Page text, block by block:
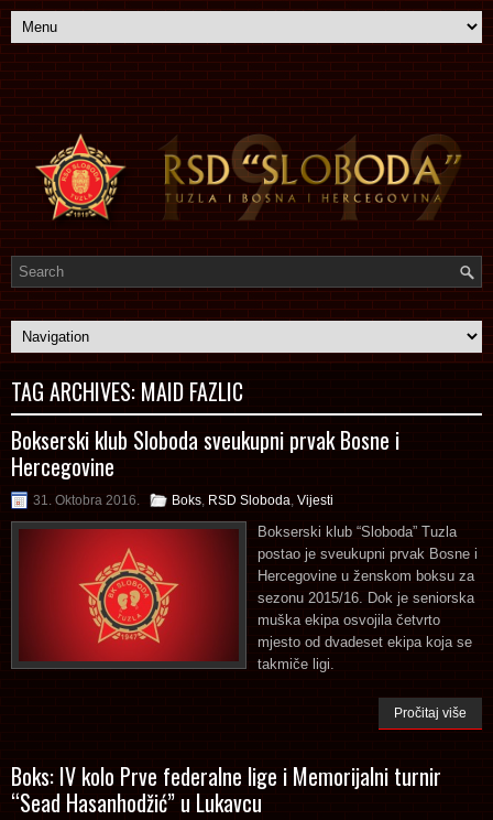
TAG ARCHIVES: MAID FAZLIC
Bokserski klub Sloboda sveukupni prvak Bosne i
Hercegovine
31. Oktobra 2016. Boks RSD Sloboda Vijesti
Bokserski klub “Sloboda” Tuzla
postao je sveukupni prvak Bosne i
Hercegovine u ženskom boksu za
sezonu 2015/16. Dok je seniorska
muška ekipa osvojila četvrto
mjesto od dvadeset ekipa koja se
takmiče ligi.
Pročitaj više
Boks: IV kolo Prve federalne lige i Memorijalni turnir
“Sead Hasanhodžić” u Lukavcu